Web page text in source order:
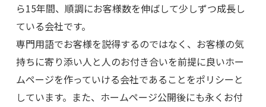
ら15年間、順調にお客様数を伸ばして少しずつ成長し
ている会社です。
専門用語でお客様を説得するのではなく、お客様の気
持ちに寄り添い人と人のお付き合いを前提に良いホー
ムページを作っていける会社であることをポリシーと
しています。また、ホームページ公開後にも永くお付